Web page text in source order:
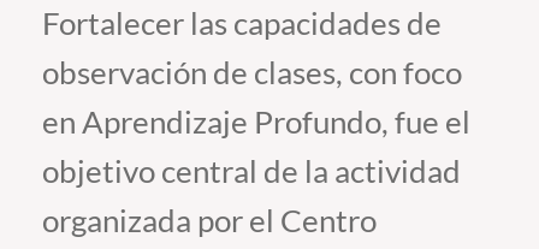
Admisión
Pregrado
Postgrado
Formación Continua
Fortalecer las capacidades de
observación de clases, con foco
en Aprendizaje Profundo, fue el
objetivo central de la actividad
organizada por el Centro